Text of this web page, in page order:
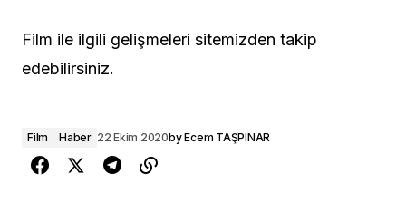
Film ile ilgili gelişmeleri sitemizden takip
edebilirsiniz.
Film Haber 22 Ekim 2020byEcem TAŞPINAR